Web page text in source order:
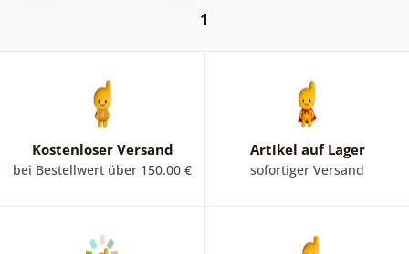
1
Kostenloser Versand
bei Bestellwert über 150.00 €
Artikel auf Lager
sofortiger Versand